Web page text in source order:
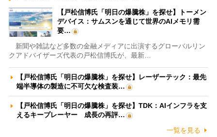
【戸松信博氏「明日の爆騰株」を探せ】トーメン
デバイス：サムスンを通じて世界のAIメモリ需
要…
新聞や雑誌など多数の金融メディアに出演するグローバルリン
クアドバイザーズ代表の戸松信博氏が、最新…
【戸松信博氏「明日の爆騰株」を探せ】レーザーテック：最先
端半導体の製造に不可欠な検査装…
【戸松信博氏「明日の爆騰株」を探せ】TDK：AIインフラを支
えるキープレーヤー 成長の再評…
一覧を見る